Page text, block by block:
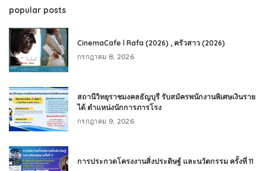
popular posts
CinemaCafe l Rafa (2026) , ครัวสาว (2026)
กรกฎาคม 8, 2026
สถานีวิทยุราชมงคลธัญบุรี รับสมัครพนักงานพิเศษเงินราย
ได้ ตำแหน่งนักการภารโรง
กรกฎาคม 9, 2026
การประกวดโครงงานสิ่งประดิษฐ์ และนวัตกรรม ครั้งที่ 11